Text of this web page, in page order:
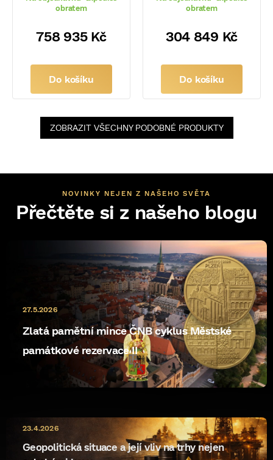
obratem
758 935 Kč
Do košíku
obratem
304 849 Kč
Do košíku
ZOBRAZIT VŠECHNY PODOBNÉ PRODUKTY
NOVINKY NEJEN Z NAŠEHO SVĚTA
Přečtěte si z našeho blogu
Zlatá pamětní mince ČNB cyklus Městské
památkové rezervace II
27.5.2026
ryzost rewrite
10.5.2026
Geopolitická situace a její vliv na trhy nejen
23.4.2026